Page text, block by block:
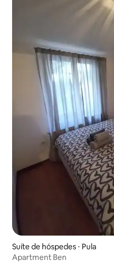
Suíte de hóspedes ⋅ Pula
Apartment Ben